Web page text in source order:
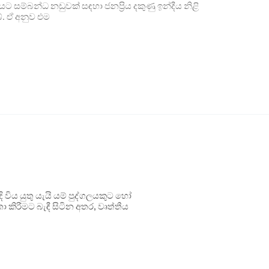
සම්බන්ධ නඩුවක් සඳහා ජනප්‍රිය දකුණු ඉන්දීය නිළි
ඒ අනුව එම
යුතු යැයි යම් පුද්ගලයකුට හෝ
කිරීමට බැඳී සිටින අතර, වෘත්තීය